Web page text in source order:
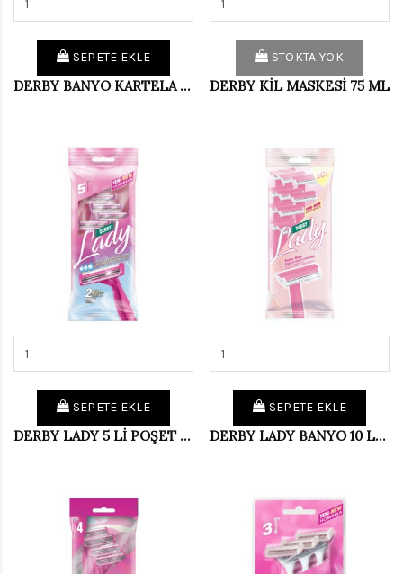
SEPETE EKLE
DERBY BANYO KARTELA (48 Lİ PAKET)
STOKTA YOK
DERBY KİL MASKESİ 75 ML
SEPETE EKLE
DERBY LADY 5 Lİ POŞET (PKT 14 LÜ)
SEPETE EKLE
DERBY LADY BANYO 10 LU POSET